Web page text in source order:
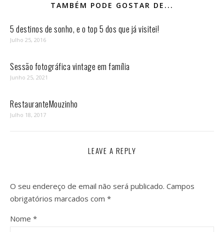
TAMBÉM PODE GOSTAR DE...
5 destinos de sonho, e o top 5 dos que já visitei!
Julho 25, 2016
Sessão fotográfica vintage em família
Junho 25, 2021
RestauranteMouzinho
Julho 18, 2017
LEAVE A REPLY
O seu endereço de email não será publicado. Campos
obrigatórios marcados com *
Nome *